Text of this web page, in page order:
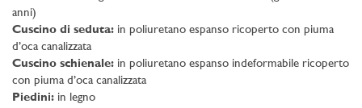
anni)
Cuscino di seduta: in poliuretano espanso ricoperto con piuma
d’oca canalizzata
Cuscino schienale: in poliuretano espanso indeformabile ricoperto
con piuma d’oca canalizzata
Piedini: in legno